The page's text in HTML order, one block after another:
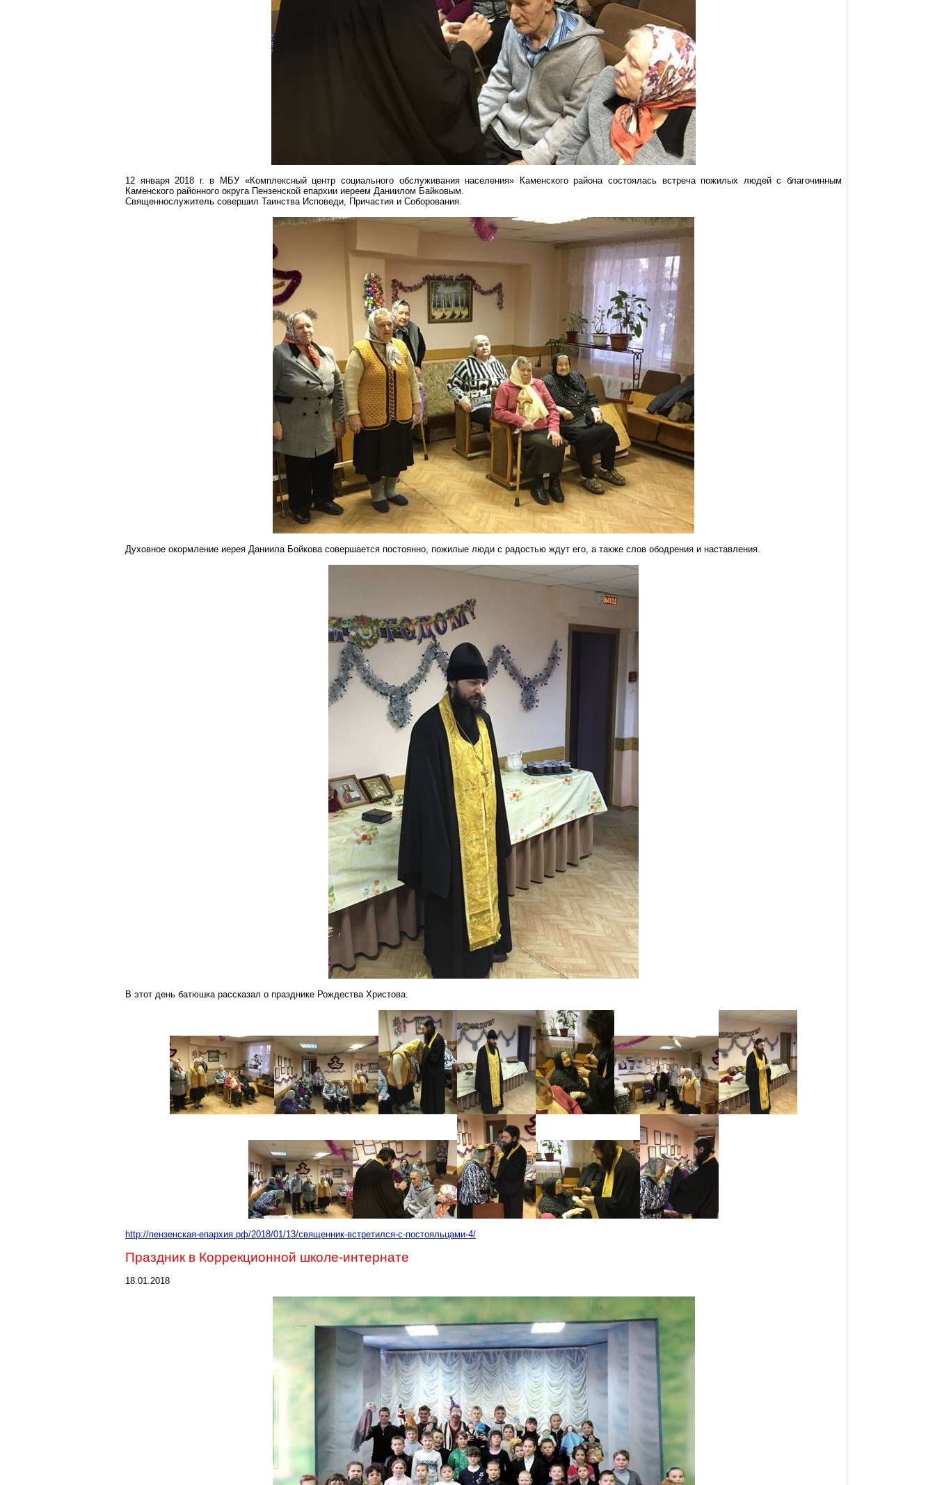
12 января2018 г. в МБУ «Комплексный центр социального обслуживания населения» Каменского района состоялась встреча пожилых людей с благочинным
Каменского районного округа Пензенской епархии иереем Даниилом Байковым.
Священнослужитель совершил Таинства Исповеди, Причастия и Соборования.
Духовное окормление иерея Даниила Бойковасовершается постоянно, пожилые люди с радостью ждут его, а также слов ободрения и наставления.
В этот день батюшка рассказал о празднике Рождества Христова.
http://пензенская-епархия.рф/2018/01/13/священник-встретился-с-постояльцами-4/
Праздник в Коррекционной школе-интернате
18.01.2018